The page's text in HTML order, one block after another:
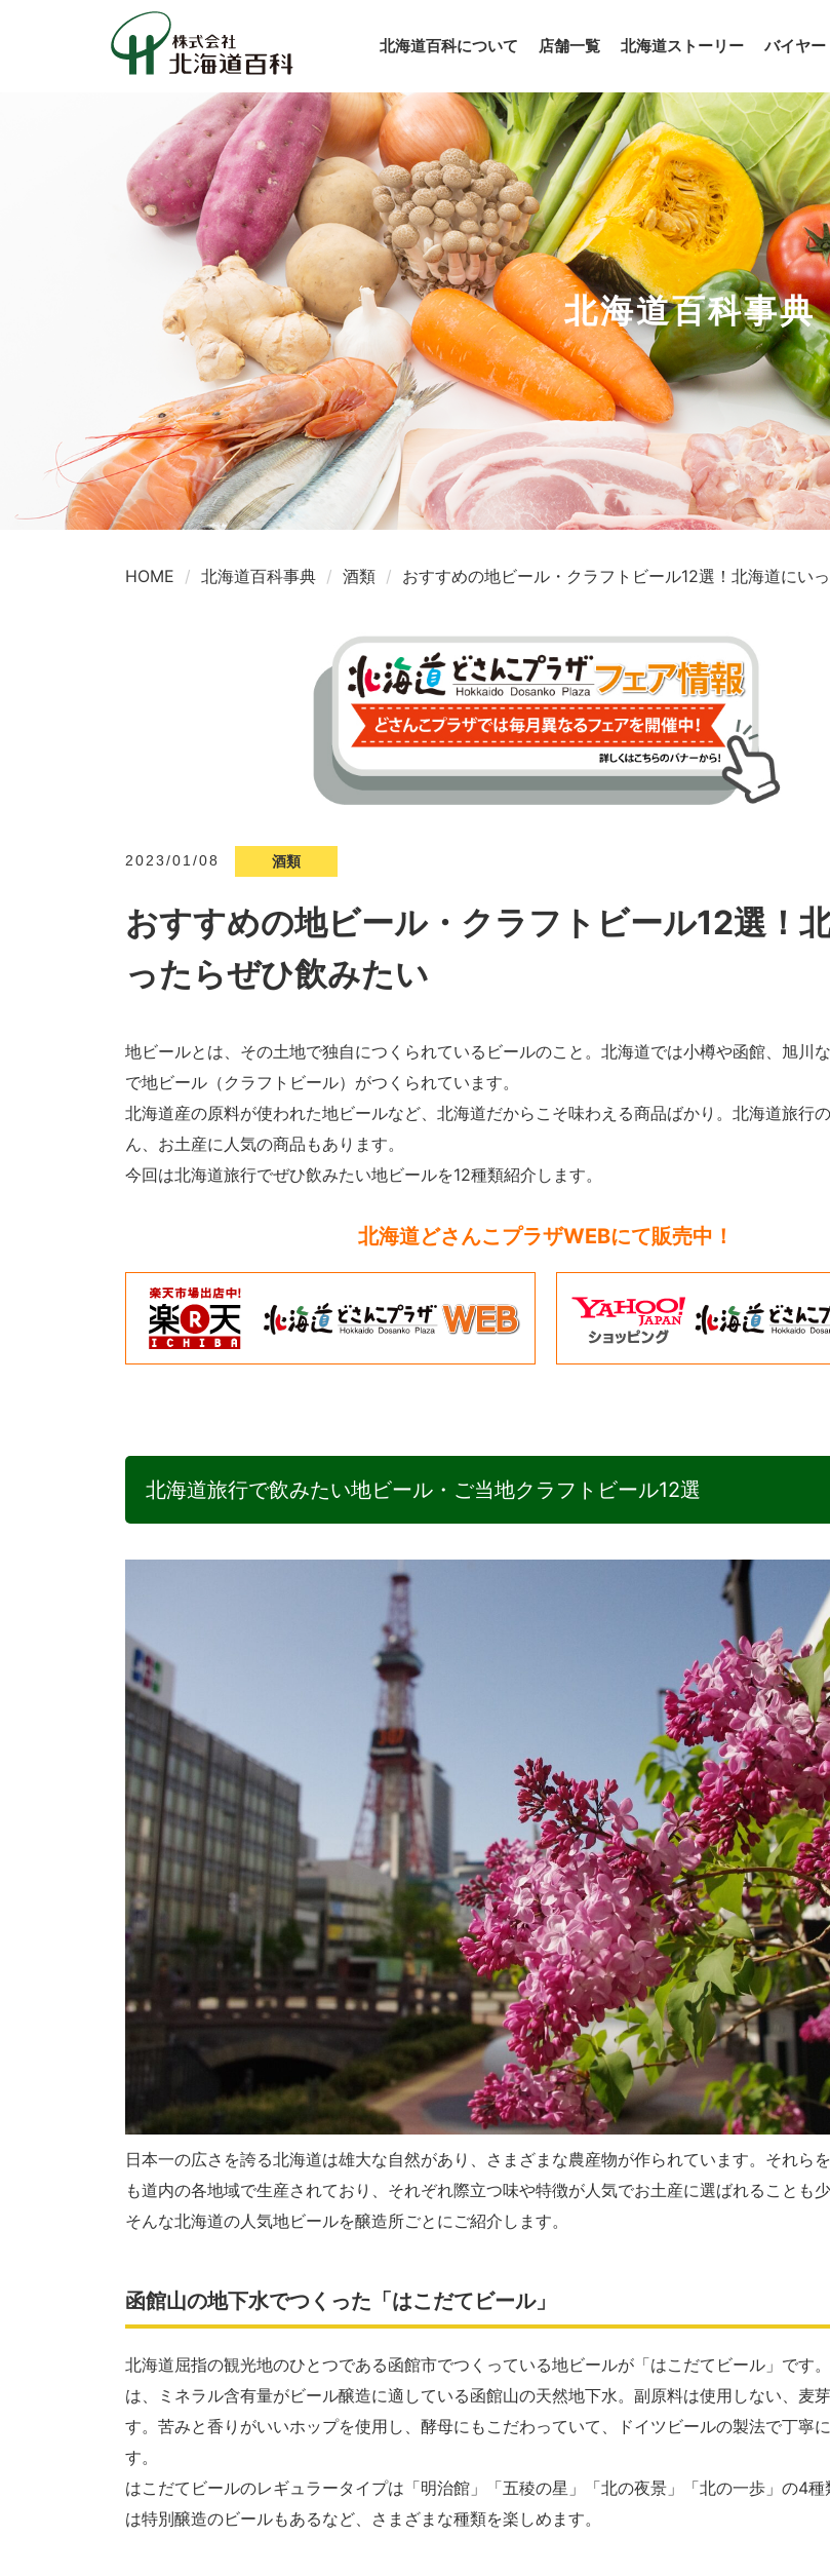
北海道百科について 店舗一覧 北海道ストーリー バイヤ
北海道百科事典
HOME 北海道百科事典 酒類 おすすめの地ビール・クラフトビール12選！北海道にい
2023/01/08 酒類
おすすめの地ビール・クラフトビール12選！
ったらぜひ飲みたい
地ビールとは、その土地で独自につくられているビールのこと。北海道では小樽や函館、旭川
で地ビール（クラフトビール）がつくられています。
北海道産の原料が使われた地ビールなど、北海道だからこそ味わえる商品ばかり。北海道旅行
ん、お土産に人気の商品もあります。
今回は北海道旅行でぜひ飲みたい地ビールを12種類紹介します。
北海道どさんこプラザWEBにて販売中！
北海道旅行で飲みたい地ビール・ご当地クラフトビール12選
日本一の広さを誇る北海道は雄大な自然があり、さまざまな農産物が作られています。それら
も道内の各地域で生産されており、それぞれ際立つ味や特徴が人気でお土産に選ばれることも少
そんな北海道の人気地ビールを醸造所ごとにご紹介します。
函館山の地下水でつくった「はこだてビール」
北海道屈指の観光地のひとつである函館市でつくっている地ビールが「はこだてビール」です
は、ミネラル含有量がビール醸造に適している函館山の天然地下水。副原料は使用しない、麦
す。苦みと香りがいいホップを使用し、酵母にもこだわっていて、ドイツビールの製法で丁寧
す。
はこだてビールのレギュラータイプは「明治館」「五稜の星」「北の夜景」「北の一歩」の4種
は特別醸造のビールもあるなど、さまざまな種類を楽しめます。